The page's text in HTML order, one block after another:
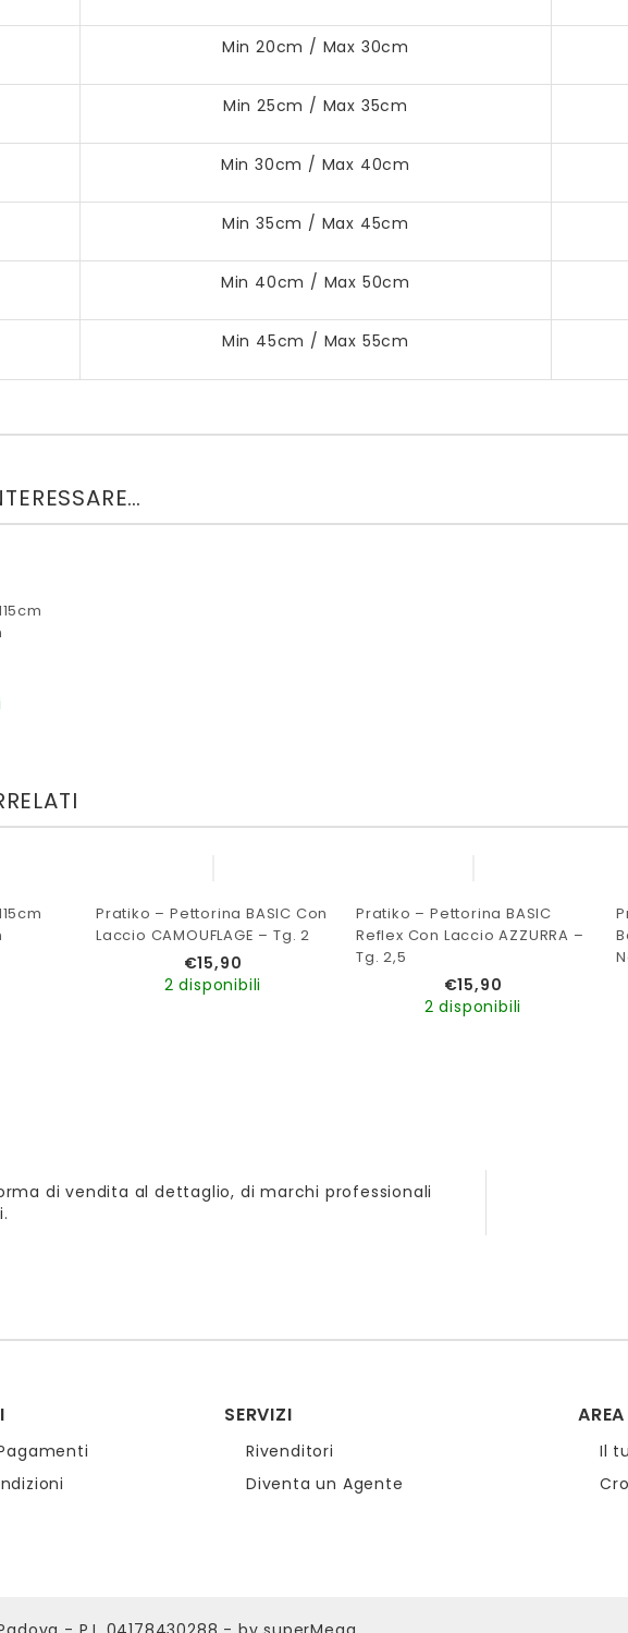
Min 20cm / Max 30cm
Min 25cm / Max 35cm
Min 30cm / Max 40cm
Min 35cm / Max 45cm
Min 40cm / Max 50cm
Min 45cm / Max 55cm
Pratiko – Pettorina BASIC Con
Laccio CAMOUFLAGE – Tg. 2
€15,90
2 disponibili
Pratiko – Pettorina BASIC
Reflex Con Laccio AZZURRA –
Tg. 2,5
€15,90
2 disponibili
di vendita al dettaglio, di marchi professionali
SERVIZI
Rivenditori
Diventa un Agente
Il